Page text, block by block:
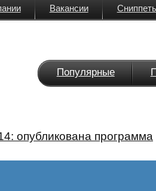
Вакансии
Популярные
опубликована программа